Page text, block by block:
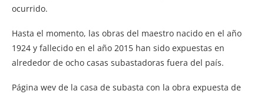
ocurrido.
Hasta el momento, las obras del maestro nacido en el año
1924 y fallecido en el año 2015 han sido expuestas en
alrededor de ocho casas subastadoras fuera del país.
Página wev de la casa de subasta con la obra expuesta de